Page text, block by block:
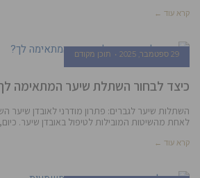
קרא עוד ←
29 ספטמבר, 2025 תוכן מקודם
כיצד לבחור השתלת שיער המתאימה
השתלות שיער לגברים: פתרון מודרני לאובדן שיער
לאחת מהשיטות המובילות לטיפול באובדן שיער.
קרא עוד ←